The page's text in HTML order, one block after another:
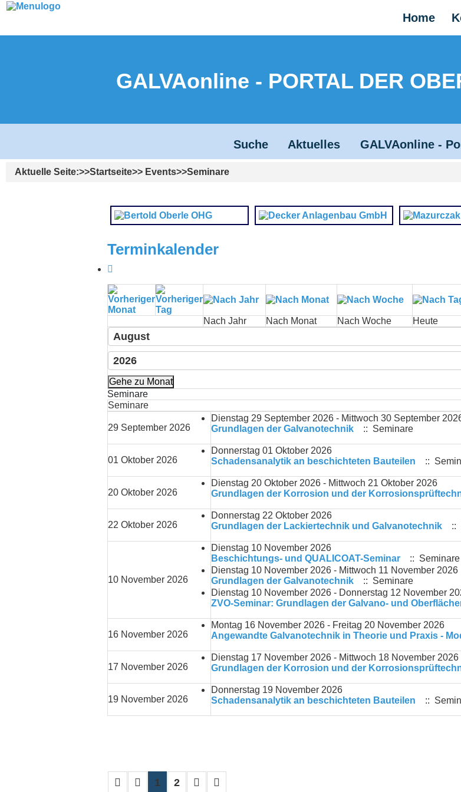
Home
GALVAonline - PORTAL DER
Suche Aktuelles GALVAonline -
Aktuelle Seite: Startseite Events Seminare
Terminkalender
Nach Jahr Nach Monat Nach Woche Heute
Gehe zu Monat
Seminare
Seminare
29 September 2026
Dienstag 29 September 2026 - Mittwoch 30 September
Grundlagen der Galvanotechnik
:: Seminare
01 Oktober 2026
Donnerstag 01 Oktober 2026
Schadensanalytik an beschichteten Bauteilen
::
20 Oktober 2026
Dienstag 20 Oktober 2026 - Mittwoch 21 Oktober 2026
Grundlagen der Korrosion und der
22 Oktober 2026
Donnerstag 22 Oktober 2026
Grundlagen der Lackiertechnik und Galvanotechnik
::
10 November 2026
Dienstag 10 November 2026
Beschichtungs- und QUALICOAT-Seminar
:: Seminare
Dienstag 10 November 2026 - Mittwoch 11 November 2026
Grundlagen der Galvanotechnik
:: Seminare
Dienstag 10 November 2026 - Donnerstag 12 November
ZVO-Seminar: Grundlagen der Galvano- und
16 November 2026
Montag 16 November 2026 - Freitag 20 November 2026
Angewandte Galvanotechnik in Theorie und Praxis -
17 November 2026
Dienstag 17 November 2026 - Mittwoch 18 November 2026
Grundlagen der Korrosion und der
19 November 2026
Donnerstag 19 November 2026
Schadensanalytik an beschichteten Bauteilen
::
1 2